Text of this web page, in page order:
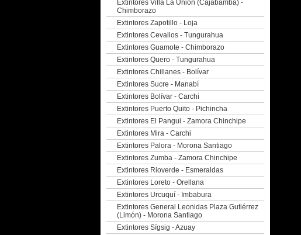
Extintores Villa La Unión (Cajabamba) -
Chimborazo
Extintores Zapotillo - Loja
Extintores Cevallos - Tungurahua
Extintores Guamote - Chimborazo
Extintores Quero - Tungurahua
Extintores Chillanes - Bolívar
Extintores Sucre - Manabí
Extintores Bolívar - Carchi
Extintores Puerto Quito - Pichincha
Extintores El Pangui - Zamora Chinchipe
Extintores Mira - Carchi
Extintores Palora - Morona Santiago
Extintores Zumba - Zamora Chinchipe
Extintores Rioverde - Esmeraldas
Extintores Loreto - Orellana
Extintores Urcuquí - Imbabura
Extintores General Leonidas Plaza Gutiérrez
(Limón) - Morona Santiago
Extintores Sígsig - Azuay